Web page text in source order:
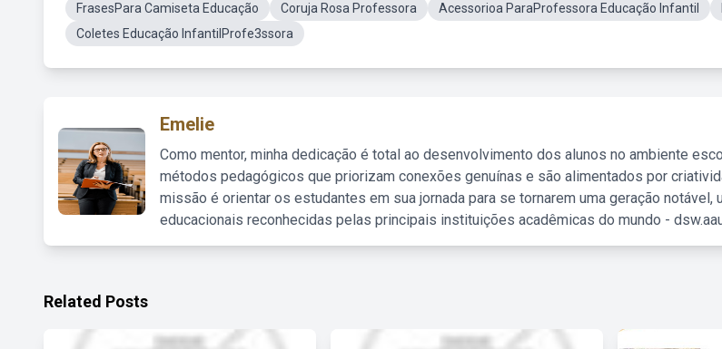
FrasesPara Camiseta Educação
Coruja Rosa Professora Acessorioa ParaProfessora Educação Infantil
Coletes Educação InfantilProfe3ssora
Emelie
Como mentor, minha dedicação é total ao desenvolvimento dos alunos no ambiente
métodos pedagógicos que priorizam conexões genuínas e são alimentados por
missão é orientar os estudantes em sua jornada para se tornarem uma geração notável,
educacionais reconhecidas pelas principais instituições acadêmicas do mundo -
Related Posts